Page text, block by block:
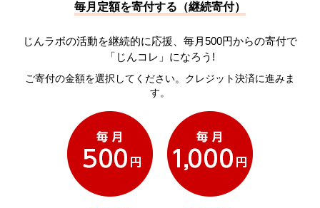
毎月定額を寄付する（継続寄付）
じんラボの活動を継続的に応援、毎月500円からの寄付で
「じんコレ」になろう!
ご寄付の金額を選択してください。クレジット決済に進みま
す。